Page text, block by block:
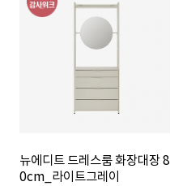
뉴에디트 드레스룸 화장대장 8
0cm_라이트그레이